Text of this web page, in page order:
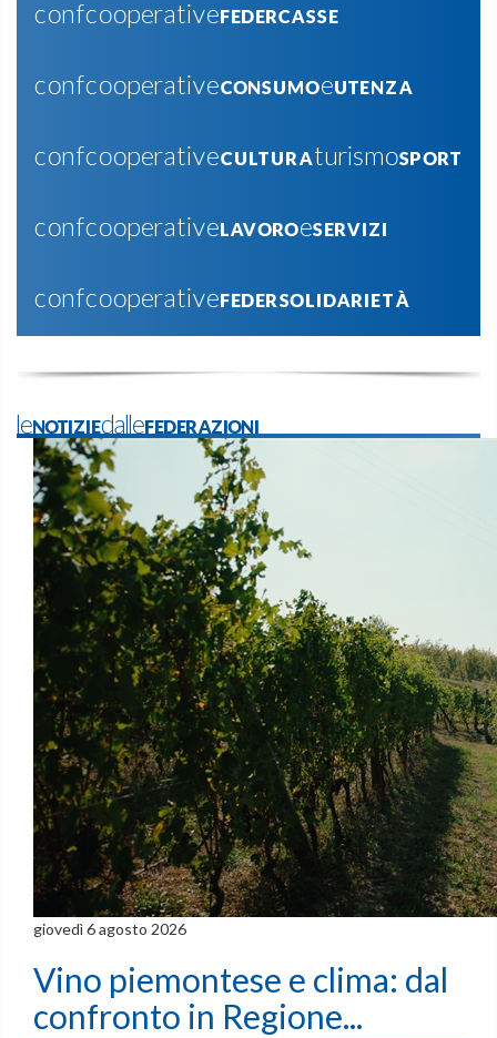
confcooperativeFEDERCASSE
confcooperativeCONSUMOeUTENZA
confcooperativeCULTURAturismoSPORT
confcooperativeLAVOROeSERVIZI
confcooperativeFEDERSOLIDARIETÀ
leNOTIZIEdalleFEDERAZIONI
giovedì 6 agosto 2026
Vino piemontese e clima: dal
confronto in Regione...